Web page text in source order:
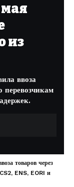
из
ввоза
перевозчикам
товаров через
ENS, EORI и